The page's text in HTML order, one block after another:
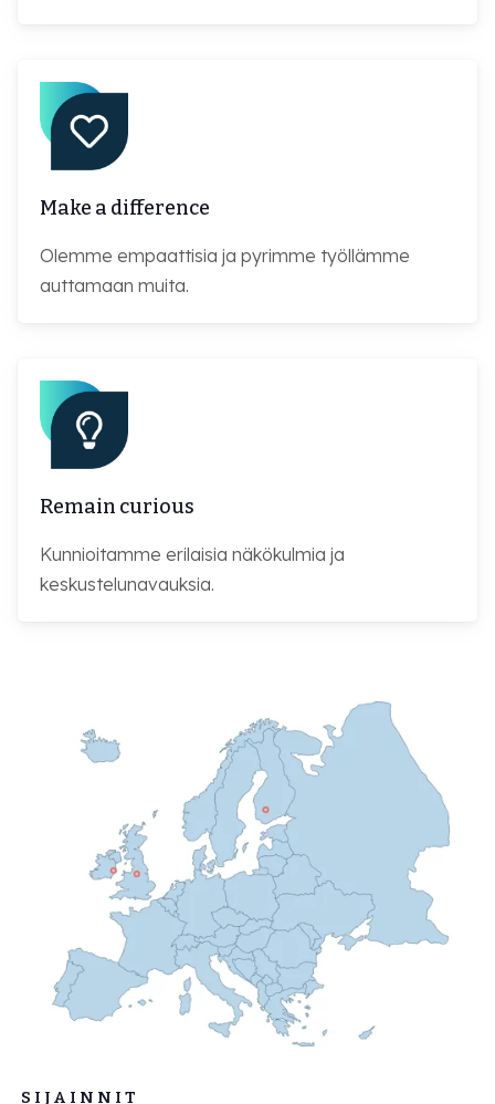
Make a difference
Olemme empaattisia ja pyrimme työllämme
auttamaan muita.
Remain curious
Kunnioitamme erilaisia näkökulmia ja
keskustelunavauksia.
SIJAINNIT